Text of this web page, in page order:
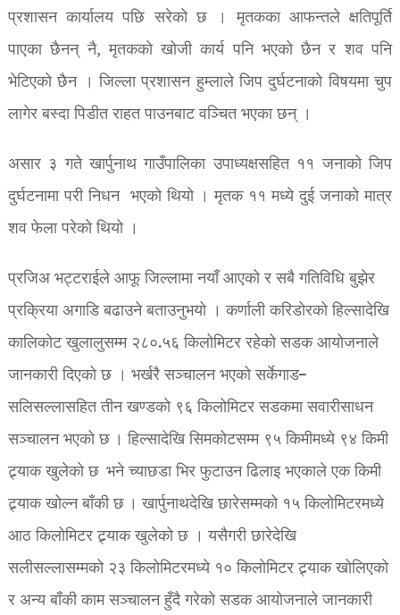
प्रशासन कार्यालय पछि सरेको छ । मृतकका आफन्तले क्षतिपूर्ति
पाएका छैनन् नै, मृतकको खोजी कार्य पनि भएको छैन र शव पनि
भेटिएको छैन । जिल्ला प्रशासन हुम्लाले जिप दुर्घटनाको विषयमा चुप
लागेर बस्दा पिडीत राहत पाउनबाट वञ्चित भएका छन् ।
असार ३ गते खार्पुनाथ गाउँपालिका उपाध्यक्षसहित ११ जनाको जिप
दुर्घटनामा परी निधन भएको थियो । मृतक ११ मध्ये दुई जनाको मात्र
शव फेला परेको थियो ।
प्रजिअ भट्टराईले आफू जिल्लामा नयाँ आएको र सबै गतिविधि बुझेर
प्रक्रिया अगाडि बढाउने बताउनुभयो । कर्णाली करिडोरको हिल्सादेखि
कालिकोट खुलालुसम्म २८०.५६ किलोमिटर रहेको सडक आयोजनाले
जानकारी दिएको छ । भर्खरै सञ्चालन भएको सर्केगाड–
सलिसल्लासहित तीन खण्डको ९६ किलोमिटर सडकमा सवारीसाधन
सञ्चालन भएको छ । हिल्सादेखि सिमकोटसम्म ९५ किमीमध्ये ९४ किमी
ट्र्याक खुलेको छ भने च्याछडा भिर फुटाउन ढिलाइ भएकाले एक किमी
ट्र्याक खोल्न बाँकी छ । खार्पुनाथदेखि छारेसम्मको १५ किलोमिटरमध्ये
आठ किलोमिटर ट्र्याक खुलेको छ । यसैगरी छारेदेखि
सलीसल्लासम्मको २३ किलोमिटरमध्ये १० किलोमिटर ट्र्याक खोलिएको
र अन्य बाँकी काम सञ्चालन हुँदै गरेको सडक आयोजनाले जानकारी